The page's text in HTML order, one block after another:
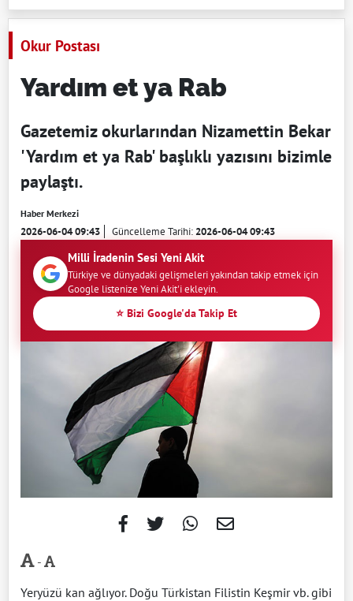
Okur Postası
Yardım et ya Rab
Gazetemiz okurlarından Nizamettin Bekar
'Yardım et ya Rab' başlıklı yazısını bizimle
paylaştı.
Haber Merkezi
2026-06-04 09:43 Güncelleme Tarihi:2026-06-04 09:43
Milli İradenin Sesi Yeni Akit
Türkiye ve dünyadaki gelişmeleri yakından takip etmek için
Google listenize Yeni Akit'i ekleyin.
⭐ Bizi Google'da Takip Et
-
Yeryüzü kan ağlıyor. Doğu Türkistan Filistin Keşmir vb. gibi